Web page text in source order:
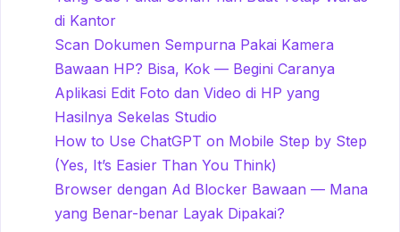
di Kantor
Scan Dokumen Sempurna Pakai Kamera
Bawaan HP? Bisa, Kok — Begini Caranya
Aplikasi Edit Foto dan Video di HP yang
Hasilnya Sekelas Studio
How to Use ChatGPT on Mobile Step by Step
(Yes, It’s Easier Than You Think)
Browser dengan Ad Blocker Bawaan — Mana
yang Benar-benar Layak Dipakai?